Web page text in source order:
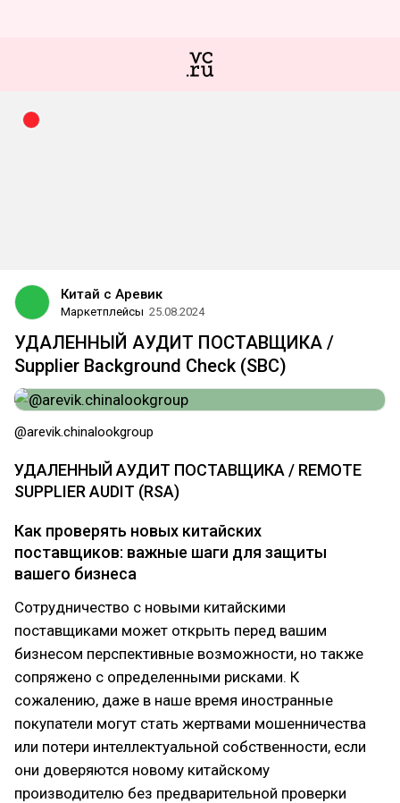
Китай с Аревик
Маркетплейсы 25.08.2024
УДАЛЕННЫЙ АУДИТ ПОСТАВЩИКА /
Supplier Background Check (SBC)
@arevik.chinalookgroup
УДАЛЕННЫЙ АУДИТ ПОСТАВЩИКА / REMOTE
SUPPLIER AUDIT (RSA)
Как проверять новых китайских
поставщиков: важные шаги для защиты
вашего бизнеса
Сотрудничество с новыми китайскими
поставщиками может открыть перед вашим
бизнесом перспективные возможности, но также
сопряжено с определенными рисками. К
сожалению, даже в наше время иностранные
покупатели могут стать жертвами мошенничества
или потери интеллектуальной собственности, если
они доверяются новому китайскому
производителю без предварительной проверки